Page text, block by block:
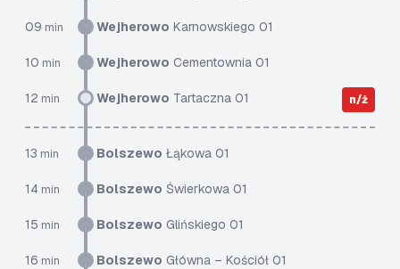
09 min Wejherowo Karnowskiego 01
10 min Wejherowo Cementownia 01
12 min Wejherowo Tartaczna 01 n/ż
13 min Bolszewo Łąkowa 01
14 min Bolszewo Świerkowa 01
15 min Bolszewo Glińskiego 01
16 min Bolszewo Główna – Kościół 01